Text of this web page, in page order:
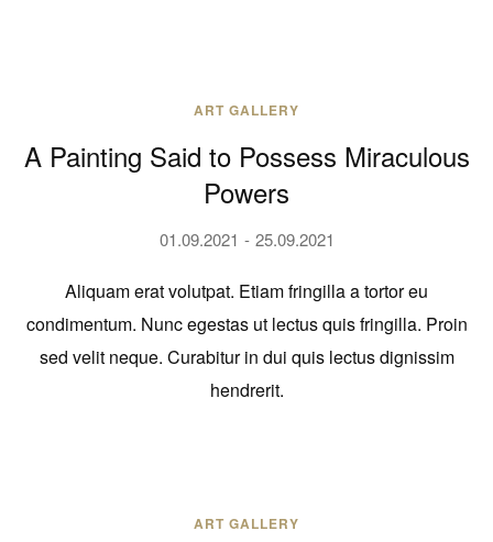
ART GALLERY
A Painting Said to Possess Miraculous
Powers
01.09.2021 25.09.2021
Aliquam erat volutpat. Etiam fringilla a tortor eu
condimentum. Nunc egestas ut lectus quis fringilla. Proin
sed velit neque. Curabitur in dui quis lectus dignissim
hendrerit.
ART GALLERY